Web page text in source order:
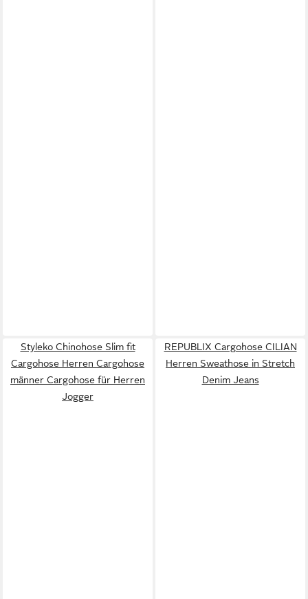
Styleko Chinohose Slim fit
Cargohose Herren Cargohose
männer Cargohose für Herren
Jogger
REPUBLIX Cargohose CILIAN
Herren Sweathose in Stretch
Denim Jeans